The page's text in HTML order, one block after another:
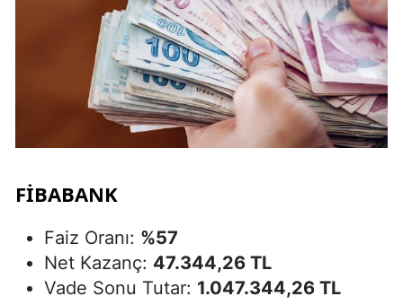
FİBABANK
Faiz Oranı: %57
Net Kazanç: 47.344,26 TL
Vade Sonu Tutar: 1.047.344,26 TL